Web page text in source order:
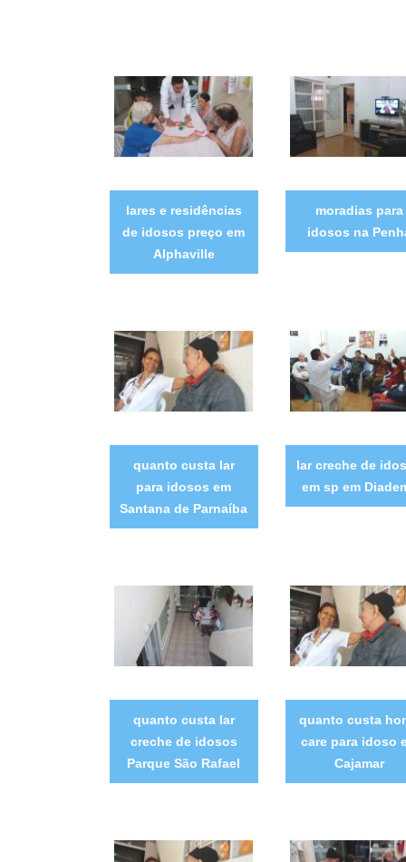
lares e residências
de idosos preço em
Alphaville
moradias para
idosos na
quanto custa lar
para idosos em
Santana de Parnaíba
lar creche de
em sp em
quanto custa lar
creche de idosos
Parque São Rafael
quanto custa
care para idoso
Cajamar